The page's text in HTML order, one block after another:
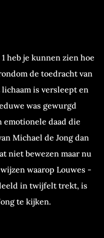
heb je kunnen zien hoe
de toedracht van
is versleept en
was gewurgd
emotionele daad die
Michael de Jong dan
niet bewezen maar nu
waarop Louwes -
in twijfelt trekt, is
te kijken.